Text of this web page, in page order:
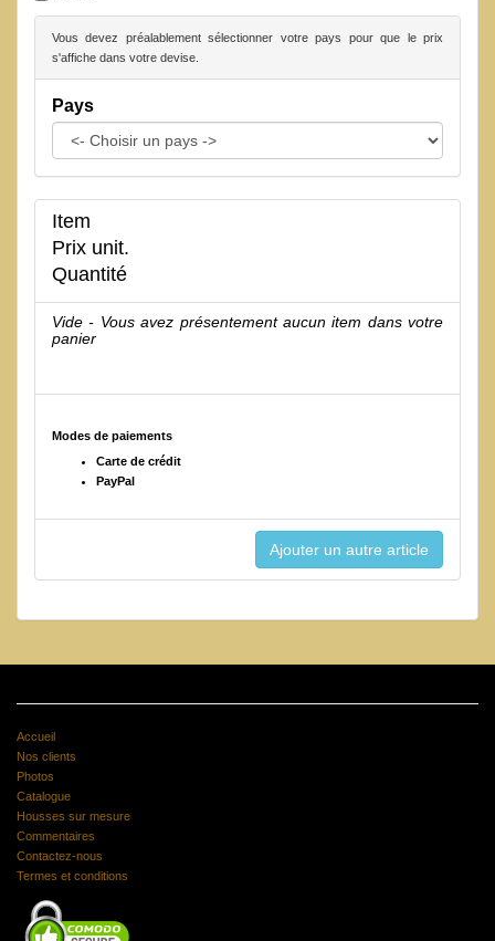
Vous devez préalablement sélectionner votre pays pour que le prix
s'affiche dans votre devise.
Pays
Item
Prix unit.
Quantité
Vide - Vous avez présentement aucun item dans votre
panier
Modes de paiements
Carte de crédit
PayPal
Accueil
Nos clients
Photos
Catalogue
Housses sur mesure
Commentaires
Contactez-nous
Termes et conditions